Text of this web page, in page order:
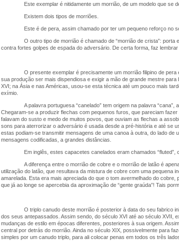
Este exemplar é nitidamente um morrião, de um modelo que se
Existem dois tipos de morriões.
Este é de pera, assim chamado por ter um pequeno reforço no
O outro tipo de morrião é chamado de “morrião de crista”:
contra fortes golpes de espada do adversário. De certa forma, faz
O presente exemplar é precisamente um morrião filipino de
sua produção ser mais dispendiosa e exigir a mão de grande mestre
XVI; na Ásia e nas Américas, usou-se esta técnica até um pouco mais
exímio.
A palavra portuguesa “canelado” tem origem na palavra
Chegaram-se a produzir flechas com pequenos furos, que pareciam
falavam do susto e medo de muitos povos, que ouviam as flechas a
sons para aterrorizar o adversário é usada desde a pré-história e até se
estas podiam-se transmitir mensagens de uma canoa à outra, do lado
mensagens codificadas, a grandes distâncias.
Em inglês, estes capacetes canelados eram chamados “fluted”,
A diferença entre o morrião de cobre e o morrião de latão é
utilização do latão, que resultava da mistura de cobre com uma pequena
amarelada. Esta era mais apreciada do que o tom avermelhado do
que já ao longe se apercebia da aproximação de “gente graúda”! Tais
O triplo canudo deste morrião é posterior à data do seu fabrico
dos seus antepassados. Assim sendo, do século XVI até ao século XVII,
mudanças de estilo em épocas diferentes, posteriores à sua origem.
central por detrás do morrião. Ainda no século XIX, possivelmente para
simples por um canudo triplo, para ali colocar penas em todos os três